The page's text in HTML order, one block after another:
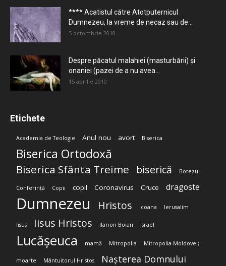
**** Acatistul către Atotputernicul
Dumnezeu, la vreme de necaz sau de...
5 octombrie 2010
Despre păcatul malahiei (masturbării) şi
onaniei (pazei de a nu avea...
15 aprilie 2010
Etichete
Academia de Teologie Anul nou avort Biserica
Biserica Ortodoxă
Biserica Sfânta Treime biserică Botezul
Conferință Copii copil Coronavirus Cruce dragoste
Dumnezeu Hristos Icoana Ierusalim
Iisus Iisus Hristos Ilarion Boian Israel
Lucășeuca mamă Mitropolia Mitropolia Moldovei;
moarte Mântuitorul Hristos Nașterea Domnului